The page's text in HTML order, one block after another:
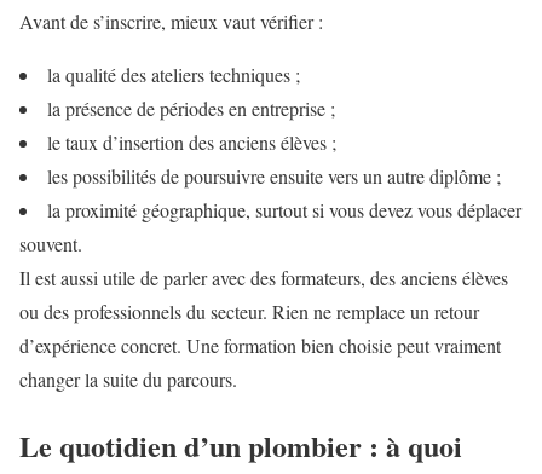
Avant de s’inscrire, mieux vaut vérifier :
la qualité des ateliers techniques ;
la présence de périodes en entreprise ;
le taux d’insertion des anciens élèves ;
les possibilités de poursuivre ensuite vers un autre diplôme ;
la proximité géographique, surtout si vous devez vous déplacer
souvent.
Il est aussi utile de parler avec des formateurs, des anciens élèves
ou des professionnels du secteur. Rien ne remplace un retour
d’expérience concret. Une formation bien choisie peut vraiment
changer la suite du parcours.
Le quotidien d’un plombier : à quoi